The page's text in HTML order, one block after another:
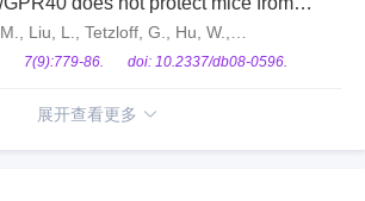
metabolic disease
Liu, L., Tetzloff, G., Hu, W.,
Vassileva, G., Gustafson, E.L., Hedrick,
7(9):779-86. doi: 10.2337/db08-0596.
展开查看更多